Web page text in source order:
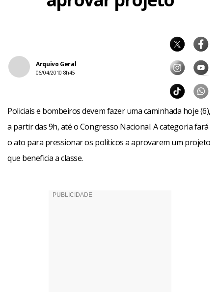
Arquivo Geral
06/04/2010 8h45
Policiais e bombeiros devem fazer uma caminhada hoje (6),
a partir das 9h, até o Congresso Nacional. A categoria fará
o ato para pressionar os políticos a aprovarem um projeto
que beneficia a classe.